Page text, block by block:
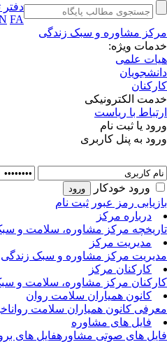
دفتر
FA
مرکز مشاوره و سبک زندگی
خدمات ویژه:
هیات علمی
دانشجویان
کارکنان
خدمت الکترونیکی
ارتباط با ریاست
ورود یا ثبت نام
ورود به پنل کاربری
ورود خودکار
بازیابی رمز عبور ثبت نام
درباره مرکز
تاریخچه مرکز مشاوره، سلامت و
مدیریت مرکز
مدیریت مرکز مشاوره و سبک زندگی
کارکنان مرکز
کارکنان مرکز مشاوره، سلامت و
کانون همیاران سلامت روان
معرفی کانون همیاران سلامت روان
فایل های مشاوره
فایل های صوتی مشاورهفایل های